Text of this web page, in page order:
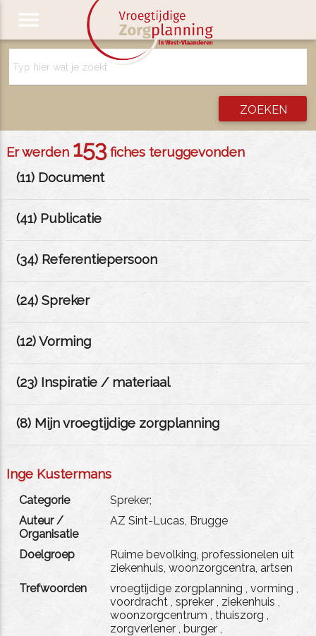
menu
Er werden 153fiches teruggevonden
(11) Document
(41) Publicatie
(34) Referentiepersoon
(24) Spreker
(12) Vorming
(23) Inspiratie / materiaal
(8) Mijn vroegtijdige zorgplanning
Inge Kustermans
Categorie
Spreker;
Auteur /
Organisatie
AZ Sint-Lucas, Brugge
Doelgroep
Ruime bevolking, professionelen uit
ziekenhuis, woonzorgcentra, artsen
Trefwoorden
vroegtijdige zorgplanning vorming
voordracht, spreker, ziekenhuis
woonzorgcentrum
thuiszorg
zorgverlener, burger,